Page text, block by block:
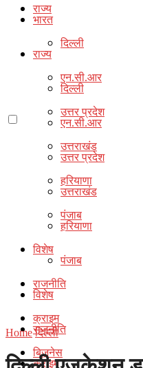
राज्य
दिल्ली
एन.सी.आर
उत्तर प्रदेश
उत्तराखंड
हरियाणा
पंजाब
विशेष
राजनीति
क्राइम
बिज़नेस
भारत
राज्य
दिल्ली
एन.सी.आर
उत्तर प्रदेश
उत्तराखंड
हरियाणा
पंजाब
विशेष
राजनीति
क्राइम
Home दिल्ली